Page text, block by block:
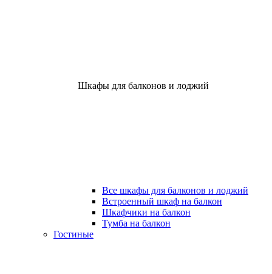
Шкафы для балконов и лоджий
Все шкафы для балконов и лоджий
Встроенный шкаф на балкон
Шкафчики на балкон
Тумба на балкон
Гостиные